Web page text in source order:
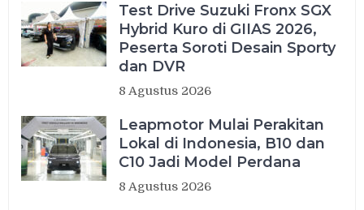
Test Drive Suzuki Fronx SGX
Hybrid Kuro di GIIAS 2026,
Peserta Soroti Desain Sporty
dan DVR
8 Agustus 2026
Leapmotor Mulai Perakitan
Lokal di Indonesia, B10 dan
C10 Jadi Model Perdana
8 Agustus 2026